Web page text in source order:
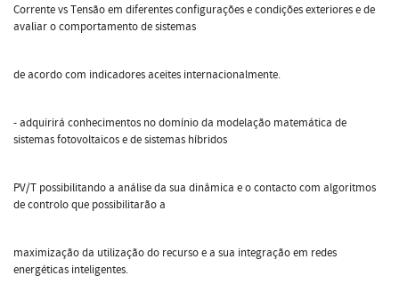
Corrente vs Tensão em diferentes configurações e condições exteriores e de
avaliar o comportamento de sistemas
de acordo com indicadores aceites internacionalmente.
- adquirirá conhecimentos no domínio da modelação matemática de
sistemas fotovoltaicos e de sistemas híbridos
PV/T possibilitando a análise da sua dinâmica e o contacto com algoritmos
de controlo que possibilitarão a
maximização da utilização do recurso e a sua integração em redes
energéticas inteligentes.